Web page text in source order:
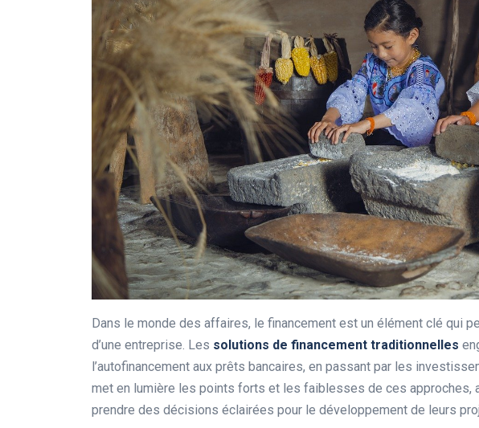
Dans le monde des affaires, le financement est un élément clé qui
d’une entreprise. Les solutions de financement traditionnelles
l’autofinancement aux prêts bancaires, en passant par les
met en lumière les points forts et les faiblesses de ces approches,
prendre des décisions éclairées pour le développement de leurs